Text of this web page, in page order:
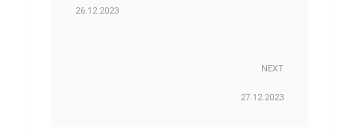
26.12.2023
NEXT
27.12.2023